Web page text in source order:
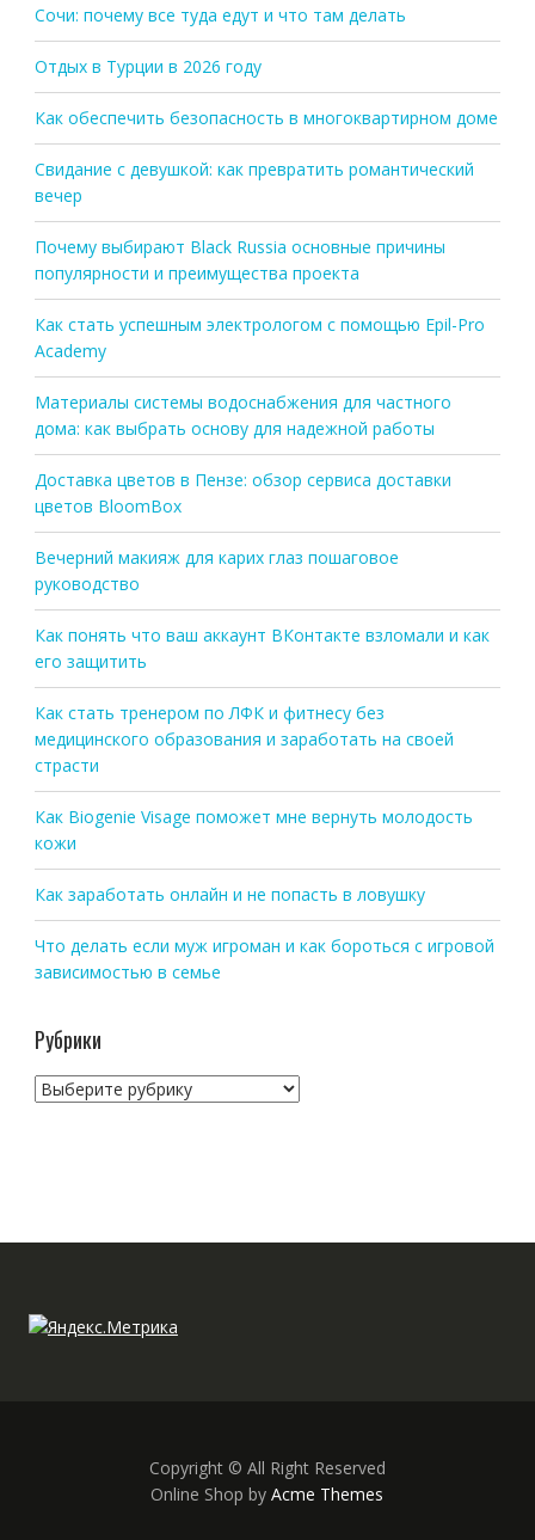
Сочи: почему все туда едут и что там делать
Отдых в Турции в 2026 году
Как обеспечить безопасность в многоквартирном доме
Свидание с девушкой: как превратить романтический
вечер
Почему выбирают Black Russia основные причины
популярности и преимущества проекта
Как стать успешным электрологом с помощью Epil-Pro
Academy
Материалы системы водоснабжения для частного
дома: как выбрать основу для надежной работы
Доставка цветов в Пензе: обзор сервиса доставки
цветов BloomBox
Вечерний макияж для карих глаз пошаговое
руководство
Как понять что ваш аккаунт ВКонтакте взломали и как
его защитить
Как стать тренером по ЛФК и фитнесу без
медицинского образования и заработать на своей
страсти
Как Biogenie Visage поможет мне вернуть молодость
кожи
Как заработать онлайн и не попасть в ловушку
Что делать если муж игроман и как бороться с игровой
зависимостью в семье
Рубрики
Рубрики
Copyright © All Right Reserved
Online Shop byAcme Themes